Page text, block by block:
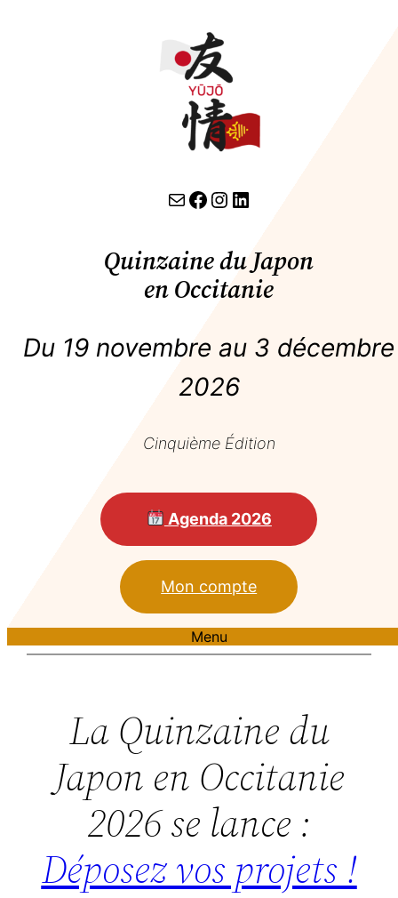
contact par email lien facebook Instagram LinkedIn
Quinzaine du Japon
en Occitanie
Du 19 novembre au 3 décembre
2026
Cinquième Édition
Agenda 2026
Mon compte
Menu
La Quinzaine du
Japon en Occitanie
2026 se lance :
Déposez vos projets !